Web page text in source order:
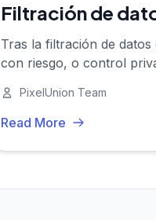
Filtración de
Tras la filtración de
con riesgo, o control
PixelUnion Team
Read More